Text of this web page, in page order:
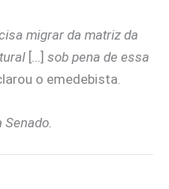
migrar da matriz da
[…] sob pena de essa
o emedebista.